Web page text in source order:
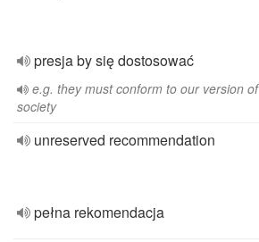
presja by się dostosować
e.g. they must conform to our version of
society
unreserved recommendation
pełna rekomendacja